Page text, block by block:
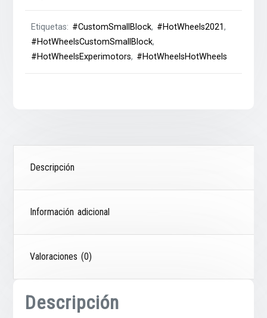
Etiquetas: #CustomSmallBlock, #HotWheels2021,
#HotWheelsCustomSmallBlock,
#HotWheelsExperimotors, #HotWheelsHotWheels
Descripción
Información adicional
Valoraciones (0)
Descripción